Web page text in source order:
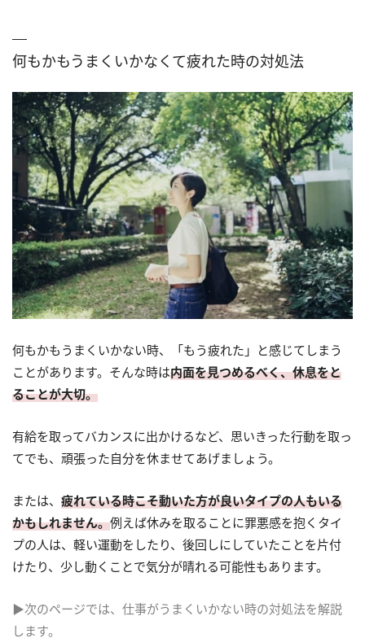
何もかもうまくいかなくて疲れた時の対処法
何もかもうまくいかない時、「もう疲れた」と感じてしまう
ことがあります。そんな時は内面を見つめるべく、休息をと
ることが大切。
有給を取ってバカンスに出かけるなど、思いきった行動を取っ
てでも、頑張った自分を休ませてあげましょう。
または、 疲れている時こそ動いた方が良いタイプの人もいる
かもしれません。例えば休みを取ることに罪悪感を抱くタイ
プの人は、軽い運動をしたり、後回しにしていたことを片付
けたり、少し動くことで気分が晴れる可能性もあります。
▶次のページでは、仕事がうまくいかない時の対処法を解説
します。